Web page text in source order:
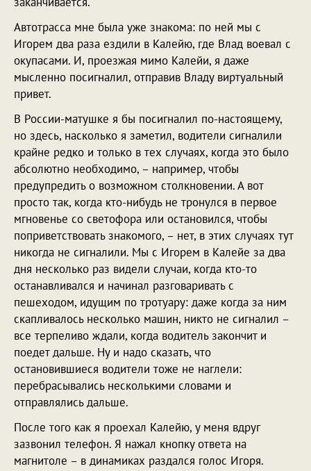
Автотрасса мне была уже знакома: по ней мы с
Игорем два раза ездили в Калейю, где Влад воевал с
окупасами. И, проезжая мимо Калейи, я даже
мысленно посигналил, отправив Владу виртуальный
привет.
В России-матушке я бы посигналил по-настоящему,
но здесь, насколько я заметил, водители сигналили
крайне редко и только в тех случаях, когда это было
абсолютно необходимо, – например, чтобы
предупредить о возможном столкновении. А вот
просто так, когда кто-нибудь не тронулся в первое
мгновенье со светофора или остановился, чтобы
поприветствовать знакомого, – нет, в этих случаях тут
никогда не сигналили. Мы с Игорем в Калейе за два
дня несколько раз видели случаи, когда кто-то
останавливался и начинал разговаривать с
пешеходом, идущим по тротуару: даже когда за ним
скапливалось несколько машин, никто не сигналил –
все терпеливо ждали, когда водитель закончит и
поедет дальше. Ну и надо сказать, что
остановившиеся водители тоже не наглели:
перебрасывались несколькими словами и
отправлялись дальше.
После того как я проехал Калейю, у меня вдруг
зазвонил телефон. Я нажал кнопку ответа на
магнитоле – в динамиках раздался голос Игоря.